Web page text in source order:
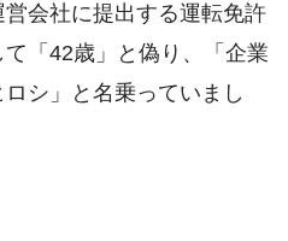
会社に提出する運転免許
「42歳」と偽り、「企業
シ」と名乗っていまし